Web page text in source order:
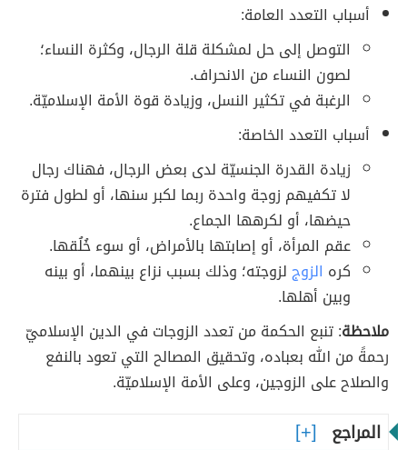
أسباب التعدد العامة:
التوصل إلى حل لمشكلة قلة الرجال، وكثرة النساء؛
لصون النساء من الانحراف.
الرغبة في تكثير النسل، وزيادة قوة الأمة الإسلاميّة.
أسباب التعدد الخاصة:
زيادة القدرة الجنسيّة لدى بعض الرجال، فهناك رجال
لا تكفيهم زوجة واحدة ربما لكبر سنها، أو لطول فترة
حيضها، أو لكرهها الجماع.
عقم المرأة، أو إصابتها بالأمراض، أو سوء خُلُقها.
كره الزوجلزوجته؛ وذلك بسبب نزاع بينهما، أو بينه
وبين أهلها.
ملاحظة: تنبع الحكمة من تعدد الزوجات في الدين الإسلاميّ
رحمةً من الله بعباده، وتحقيق المصالح التي تعود بالنفع
والصلاح على الزوجين، وعلى الأمة الإسلاميّة.
المراجع